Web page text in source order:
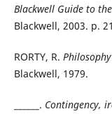
Blackwell Guide to
Blackwell, 2003. p.
RORTY, R.
Blackwell, 1979.
______. Contingency,